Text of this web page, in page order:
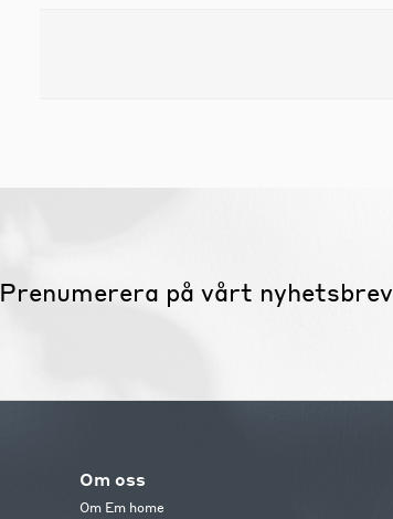
Prenumerera på vårt nyhetsbrev
Om oss
Om Em home